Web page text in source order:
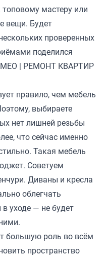
мастеру или
вещи. Будет
проверенных
поделился
| РЕМОНТ КВАРТИР
правило, чем мебель
выбираете
нет лишней резьбы
что сейчас именно
Такая мебель
Советуем
Диваны и кресла
облегчать
уходе — не будет
большую роль во всём
пространство